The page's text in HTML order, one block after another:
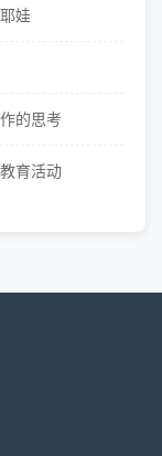
娃
的思考
育活动